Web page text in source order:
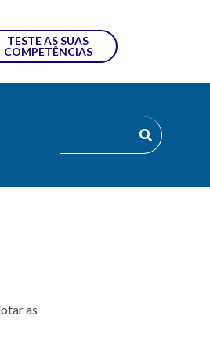
TESTE AS SUAS
COMPETÊNCIAS
as